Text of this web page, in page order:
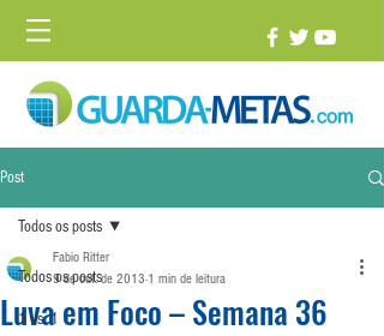
Post
Todos os posts
1 vs. 1
Todos os posts
Luva em Foco – Semana 36
Fabio Ritter
9 de out. de 2013 1 min de leitura